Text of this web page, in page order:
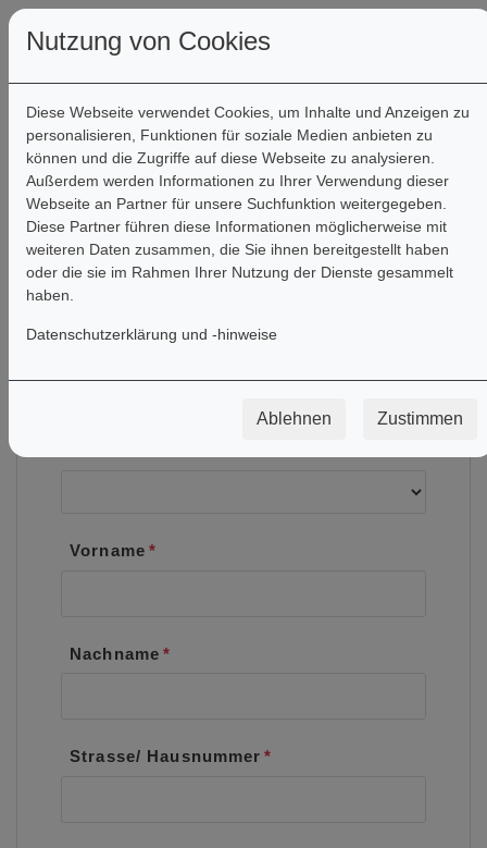
Nutzung von Cookies
Diese Webseite verwendet Cookies, um Inhalte und Anzeigen zu
personalisieren, Funktionen für soziale Medien anbieten zu
können und die Zugriffe auf diese Webseite zu analysieren.
Außerdem werden Informationen zu Ihrer Verwendung dieser
Webseite an Partner für unsere Suchfunktion weitergegeben.
Diese Partner führen diese Informationen möglicherweise mit
weiteren Daten zusammen, die Sie ihnen bereitgestellt haben
oder die sie im Rahmen Ihrer Nutzung der Dienste gesammelt
haben.
Datenschutzerklärung und -hinweise
Ablehnen Zustimmen
Registrierung
Vorname
Nachname
Strasse/ Hausnummer